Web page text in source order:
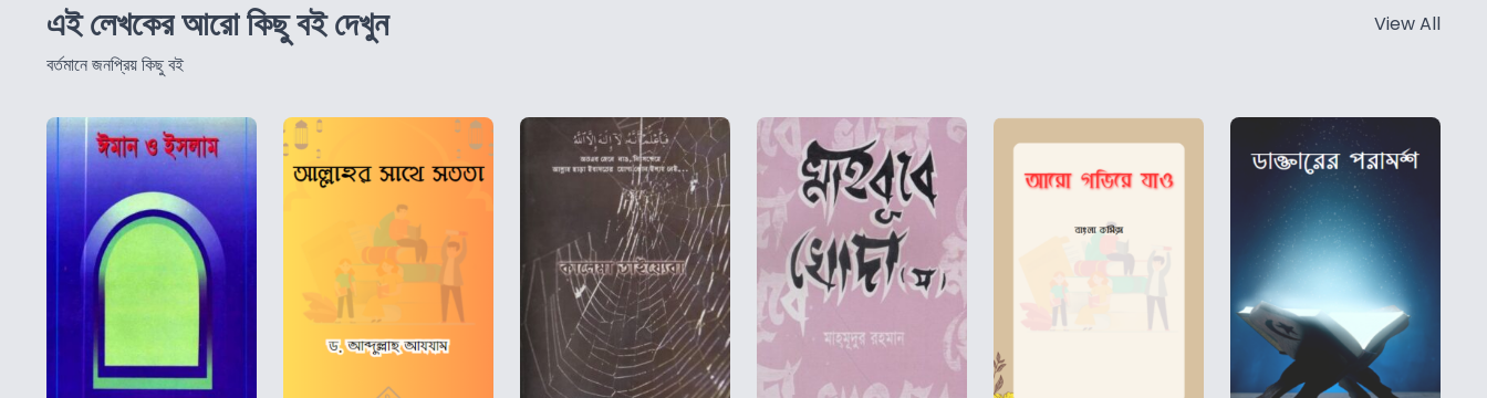
এই লেখকের আরো কিছু বই দেখুন
বর্তমানে জনপ্রিয় কিছু বই
View All